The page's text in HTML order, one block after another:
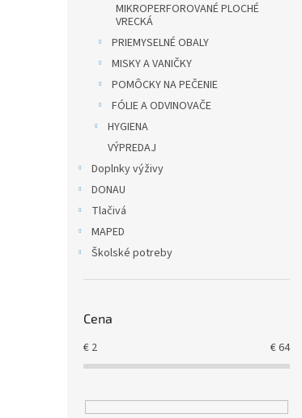
MIKROPERFOROVANÉ PLOCHÉ
VRECKÁ
PRIEMYSELNÉ OBALY
MISKY A VANIČKY
POMÔCKY NA PEČENIE
FÓLIE A ODVINOVAČE
HYGIENA
VÝPREDAJ
Doplnky výživy
DONAU
Tlačivá
MAPED
Školské potreby
Cena
€ 2 €64